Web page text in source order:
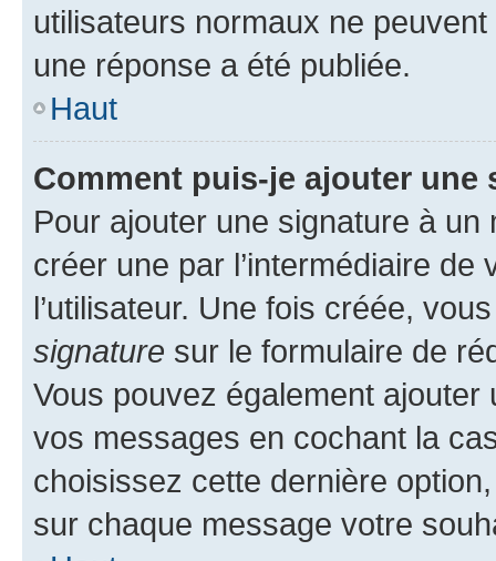
utilisateurs normaux ne
une réponse a été publiée.
Haut
Comment puis-je ajouter une
Pour ajouter une signature à un
créer une par l’intermédiaire
l’utilisateur. Une fois créée,
signature sur le formulaire de
Vous pouvez également
vos messages en cochant la
choisissez cette dernière
sur chaque message votre